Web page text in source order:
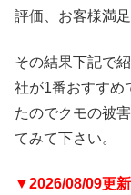
評価、お客様満
その結果下記で
社が1番おすすめ
たのでクモの被
てみて下さい。
▼2026/08/09更新